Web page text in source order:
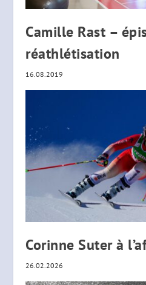
Camille Rast –
réathlétisation
16.08.2019
Corinne Suter à
26.02.2026